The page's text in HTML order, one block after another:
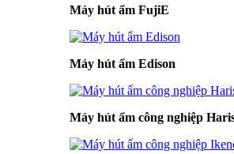
Máy hút ẩm FujiE
Máy hút ẩm Edison
Máy hút ẩm công nghiệp